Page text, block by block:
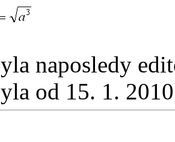
naposledy
od 15. 1.